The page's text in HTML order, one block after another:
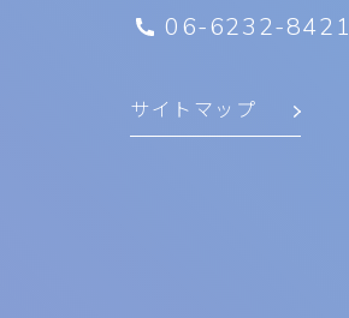
06-6232-8421
サイトマップ